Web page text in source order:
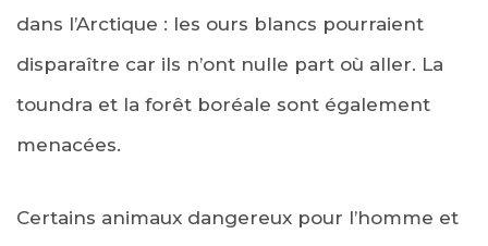
dans l’Arctique : les ours blancs pourraient
disparaître car ils n’ont nulle part où aller. La
toundra et la forêt boréale sont également
menacées.
Certains animaux dangereux pour l’homme et